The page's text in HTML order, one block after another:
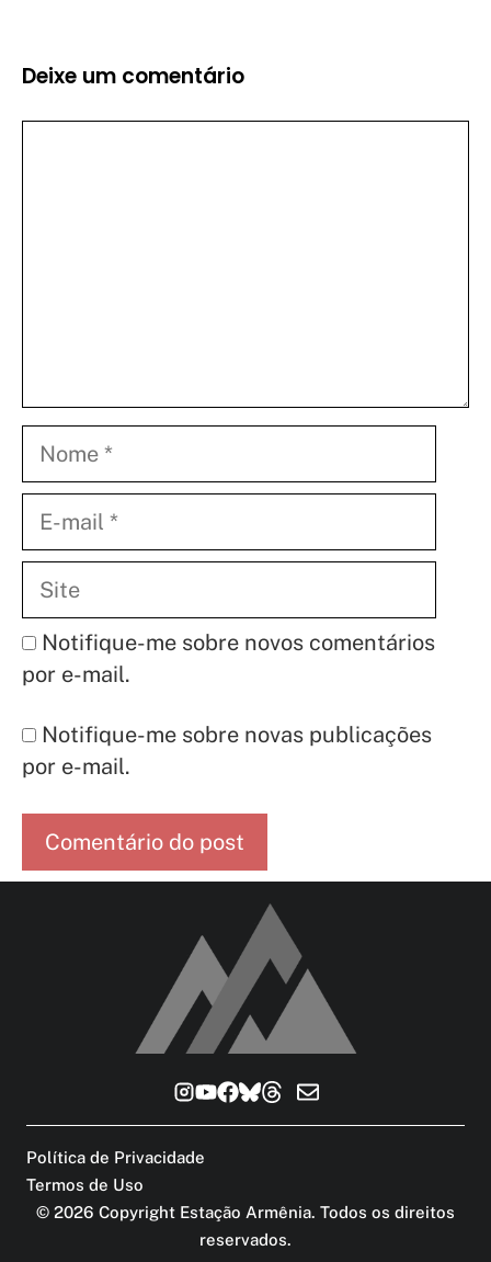
Deixe um comentário
mail
Notifique-me sobre novos comentários
por e-mail.
Notifique-me sobre novas publicações
por e-mail.
© 2026 Copyright Estação Armênia. Todos os direitos
reservados.
Política de Privacidade
Termos de Uso